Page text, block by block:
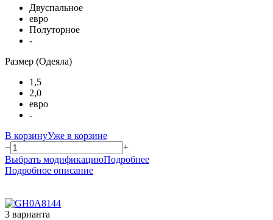
Двуспальное
евро
Полуторное
-
Размер (Одеяла)
1,5
2,0
евро
-
В корзинуУже в корзине
−
+
Выбрать модификациюПодробнее
Подробное описание
3 варианта